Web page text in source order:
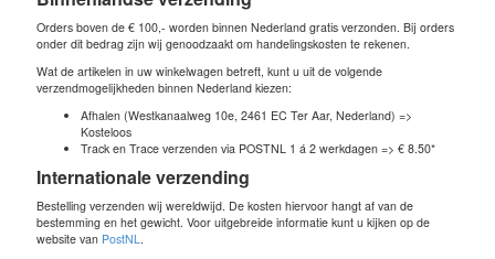
Orders boven de € 100,- worden binnen Nederland gratis verzonden. Bij orders
onder dit bedrag zijn wij genoodzaakt om handelingskosten te rekenen.
Wat de artikelen in uw winkelwagen betreft, kunt u uit de volgende
verzendmogelijkheden binnen Nederland kiezen:
Afhalen (Westkanaalweg 10e, 2461 EC Ter Aar, Nederland) =>
Kosteloos
Track en Trace verzenden via POSTNL 1 á 2 werkdagen => € 8.50*
Internationale verzending
Bestelling verzenden wij wereldwijd. De kosten hiervoor hangt af van de
bestemming en het gewicht. Voor uitgebreide informatie kunt u kijken op de
website van PostNL